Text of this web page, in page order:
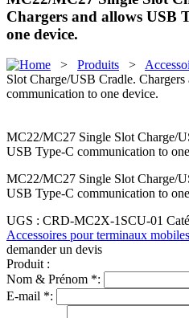
Chargers and allows USB
one device.
> Produits >
Slot Charge/USB Cradle.
communication to one device.
MC22/MC27 Single Slot Charge/
USB Type-C communication to
MC22/MC27 Single Slot Charge/
USB Type-C communication to
UGS : CRD-MC2X-1SCU-01
Accessoires pour terminaux mobiles
demander un devis
Produit :
Nom & Prénom *:
E-mail *: